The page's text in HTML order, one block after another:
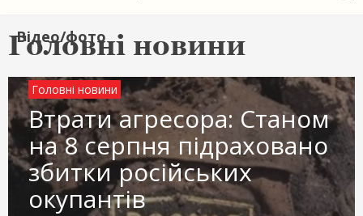
Відео/фото
Головні новини
Головні новини
Втрати агресора: Станом
на 8 серпня підраховано
збитки російських
окупантів